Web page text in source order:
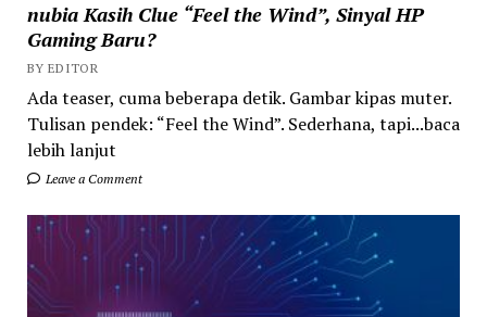
nubia Kasih Clue “Feel the Wind”, Sinyal HP
Gaming Baru?
BY EDITOR
Ada teaser, cuma beberapa detik. Gambar kipas muter.
Tulisan pendek: “Feel the Wind”. Sederhana, tapi...baca
lebih lanjut
Leave a Comment